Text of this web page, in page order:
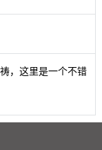
，这里是一个不错